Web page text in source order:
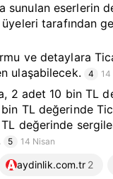
sunulan eserlerin
tarafından
ve detaylara
ulaşabilecek.
4 14
2 adet 10 bin TL
TL değerinde
değerinde
5 14 Nisan
aydinlik.com.tr 2